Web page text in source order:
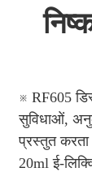
※ RF605
सुविधाओं,
प्रस्तुत करता
20ml ई-